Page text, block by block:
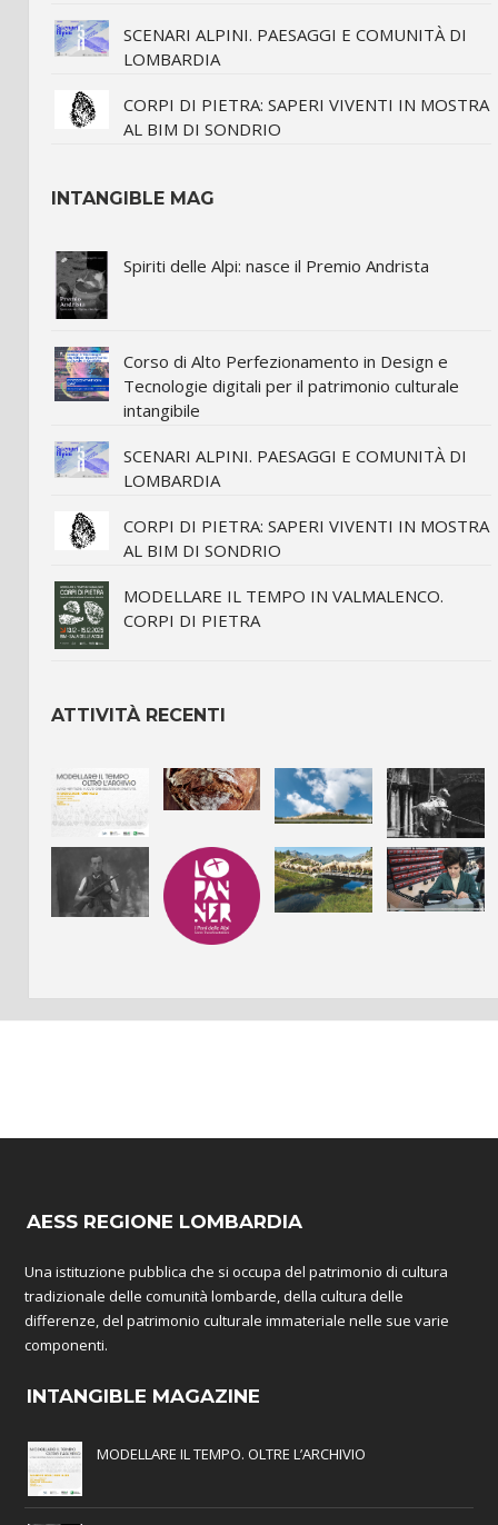
SCENARI ALPINI. PAESAGGI E COMUNITÀ DI
LOMBARDIA
CORPI DI PIETRA: SAPERI VIVENTI IN MOSTRA
AL BIM DI SONDRIO
INTANGIBLE MAG
Spiriti delle Alpi: nasce il Premio Andrista
Corso di Alto Perfezionamento in Design e
Tecnologie digitali per il patrimonio culturale
intangibile
SCENARI ALPINI. PAESAGGI E COMUNITÀ DI
LOMBARDIA
CORPI DI PIETRA: SAPERI VIVENTI IN MOSTRA
AL BIM DI SONDRIO
MODELLARE IL TEMPO IN VALMALENCO.
CORPI DI PIETRA
ATTIVITÀ RECENTI
AESS REGIONE LOMBARDIA
Una istituzione pubblica che si occupa del patrimonio di cultura
tradizionale delle comunità lombarde, della cultura delle
differenze, del patrimonio culturale immateriale nelle sue varie
componenti.
INTANGIBLE MAGAZINE
MODELLARE IL TEMPO. OLTRE L’ARCHIVIO